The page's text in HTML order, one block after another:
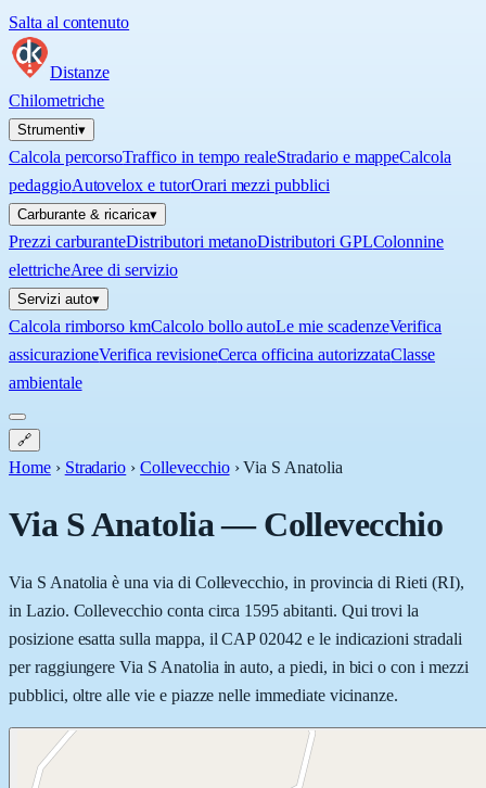
Salta al contenuto
Distanze
Chilometriche
Strumenti▾
Calcola percorsoTraffico in tempo realeStradario e mappeCalcola
pedaggioAutovelox e tutorOrari mezzi pubblici
Carburante & ricarica▾
Prezzi carburanteDistributori metanoDistributori GPLColonnine
elettricheAree di servizio
Servizi auto▾
Calcola rimborso kmCalcolo bollo autoLe mie scadenzeVerifica
assicurazioneVerifica revisioneCerca officina autorizzataClasse
ambientale
🔗
Home › Stradario › Collevecchio ›Via S Anatolia
Via S Anatolia—Collevecchio
Via S Anatolia è una via di Collevecchio, in provincia di Rieti (RI),
in Lazio. Collevecchio conta circa 1595 abitanti. Qui trovi la
posizione esatta sulla mappa, il CAP 02042 e le indicazioni stradali
per raggiungere Via S Anatolia in auto, a piedi, in bici o con i mezzi
pubblici, oltre alle vie e piazze nelle immediate vicinanze.